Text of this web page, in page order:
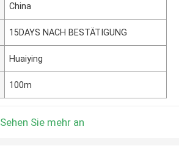
China
15DAYS NACH BESTÄTIGUNG
Huaiying
100m
Sehen Sie mehr an